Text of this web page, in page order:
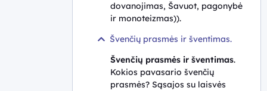
dovanojimas, Šavuot, pagonybė
ir monoteizmas)).
Švenčių prasmės ir šventimas.
Švenčių prasmės ir šventimas.
Kokios pavasario švenčių
prasmės? Sąsajos su laisvės